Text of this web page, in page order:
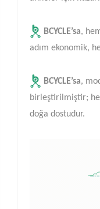
BCYCLE’sa,
adım ekonomik,
BCYCLE’sa,
birleştirilmiştir;
doğa dostudur.